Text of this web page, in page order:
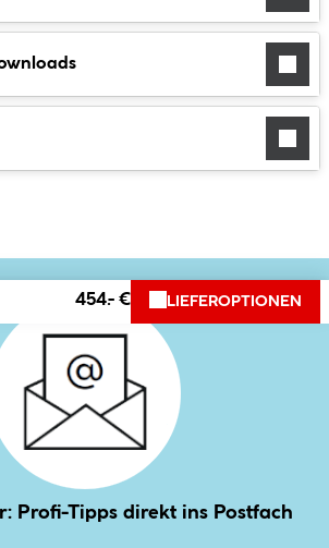
454.- € LIEFEROPTIONEN
Profi-Tipps direkt ins Postfach